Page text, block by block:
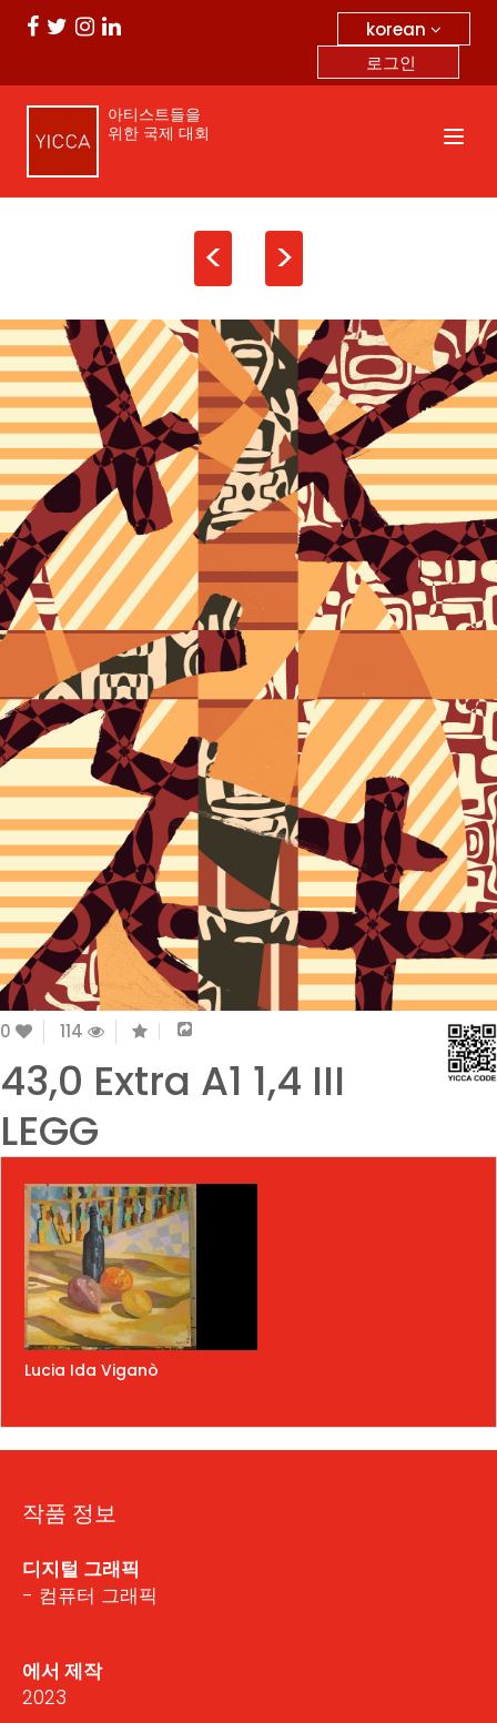
korean
로그인
아티스트들을
위한 국제 대회
< >
0 114
43,0 Extra A1 1,4 III
LEGG
Lucia Ida Viganò
작품 정보
디지털 그래픽
- 컴퓨터 그래픽
에서 제작
2023